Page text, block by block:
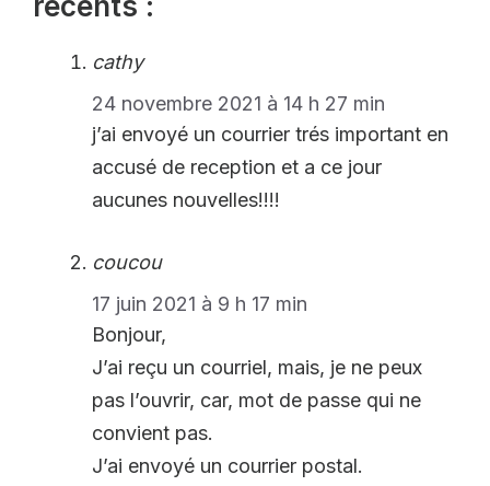
cathy
24 novembre 2021 à 14 h 27 min
j’ai envoyé un courrier trés important en
accusé de reception et a ce jour
aucunes nouvelles!!!!
coucou
17 juin 2021 à 9 h 17 min
Bonjour,
J’ai reçu un courriel, mais, je ne peux
pas l’ouvrir, car, mot de passe qui ne
convient pas.
J’ai envoyé un courrier postal.